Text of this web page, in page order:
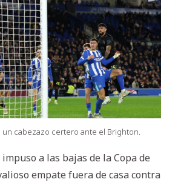
un cabezazo certero ante el Brighton.
a las bajas de la Copa de
empate fuera de casa contra